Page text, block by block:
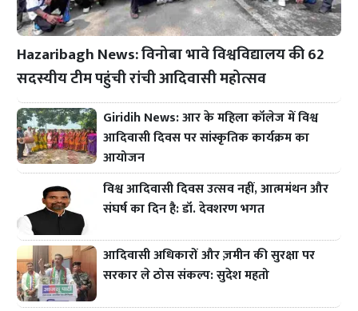
Hazaribagh News: विनोबा भावे विश्वविद्यालय की 62
सदस्यीय टीम पहुंची रांची आदिवासी महोत्सव
Giridih News: आर के महिला कॉलेज में विश्व
आदिवासी दिवस पर सांस्कृतिक कार्यक्रम का
आयोजन
विश्व आदिवासी दिवस उत्सव नहीं, आत्ममंथन और
संघर्ष का दिन है: डॉ. देवशरण भगत
आदिवासी अधिकारों और ज़मीन की सुरक्षा पर
सरकार ले ठोस संकल्प: सुदेश महतो